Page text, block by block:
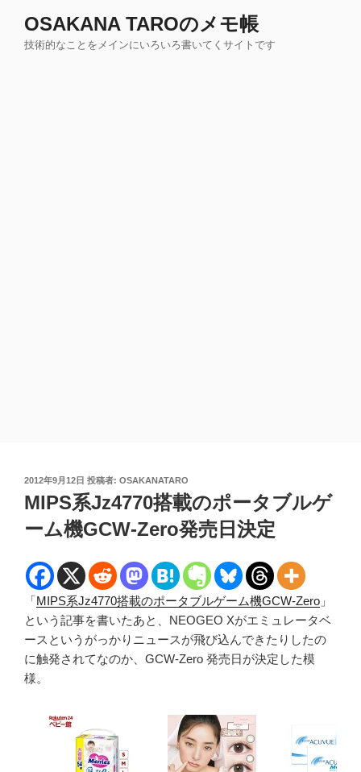
OSAKANA TAROのメモ帳
技術的なことをメインにいろいろ書いてくサイトです
投
稿
日:
2012年9月12日 投稿者: OSAKANATARO
MIPS系Jz4770搭載のポータブルゲ
ーム機GCW-Zero発売日決定
「MIPS系Jz4770搭載のポータブルゲーム機GCW-Zero 」
という記事を書いたあと、NEOGEO Xがエミュレータベ
ースというがっかりニュースが飛び込んできたりしたの
に触発されてなのか、GCW-Zero 発売日が決定した模
様。